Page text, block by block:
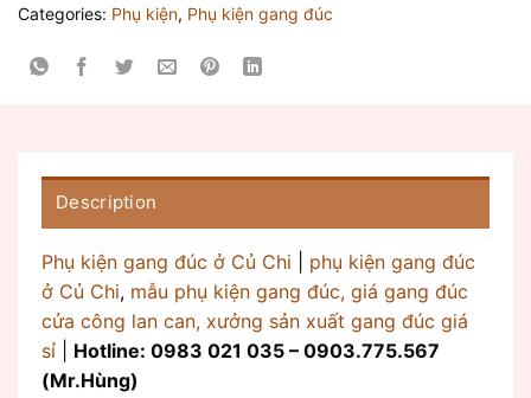
Categories: Phụ kiện, Phụ kiện gang đúc
Description
Phụ kiện gang đúc ở Củ Chi
phụ kiện gang đúc
ở Củ Chi, mẫu phụ kiện gang đúc, giá gang đúc
cửa công lan can, xưởng sản xuất gang đúc giá
sỉ
Hotline: 0983 021 035 – 0903.775.567
(Mr.Hùng)